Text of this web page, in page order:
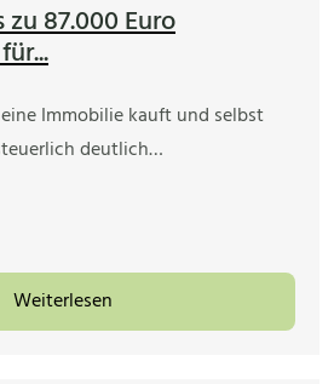
87.000 Euro
Immobilie kauft und selbst
deutlich…
Weiterlesen